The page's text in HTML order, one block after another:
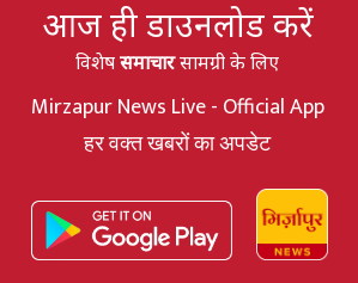
आज ही डाउनलोड करें
विशेषसमाचारसामग्री के लिए
Mirzapur News Live - Official App
हर वक्त खबरों का अपडेट